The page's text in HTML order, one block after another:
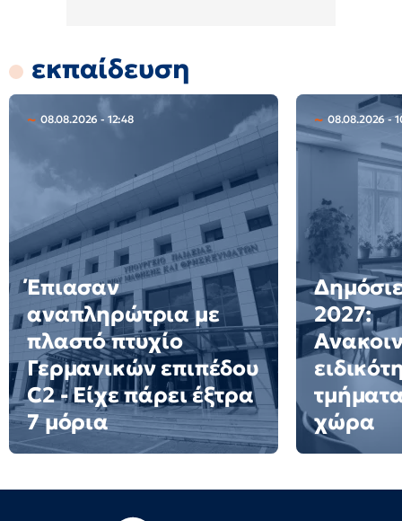
εκπαίδευση
08.08.2026 - 12:48
Έπιασαν
αναπληρώτρια με
πλαστό πτυχίο
Γερμανικών επιπέδου
C2 - Είχε πάρει έξτρα
7 μόρια
08.08.2026 -
2027:
χώρα